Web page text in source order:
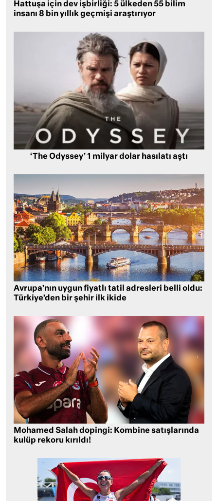
Hattuşa için dev işbirliği: 5 ülkeden 55 bilim
insanı 8 bin yıllık geçmişi araştırıyor
‘The Odyssey’ 1 milyar dolar hasılatı aştı
Avrupa’nın uygun fiyatlı tatil adresleri belli oldu:
Türkiye’den bir şehir ilk ikide
Mohamed Salah dopingi: Kombine satışlarında
kulüp rekoru kırıldı!